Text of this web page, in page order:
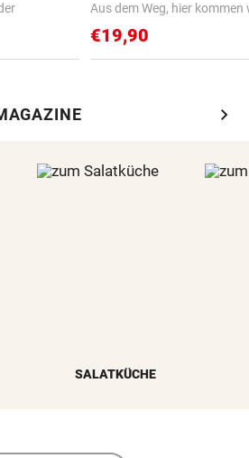
Aus dem Weg, hier kommen
€19,90
chevron_right
SALATKÜCHE